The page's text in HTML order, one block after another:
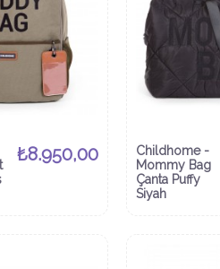
₺8.950,00
Childhome -
Mommy Bag
Çanta Puffy
Siyah